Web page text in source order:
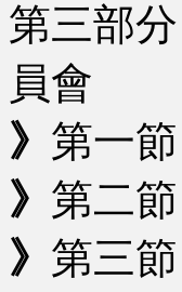
第三部
員會
》 第一
》 第二
》 第三